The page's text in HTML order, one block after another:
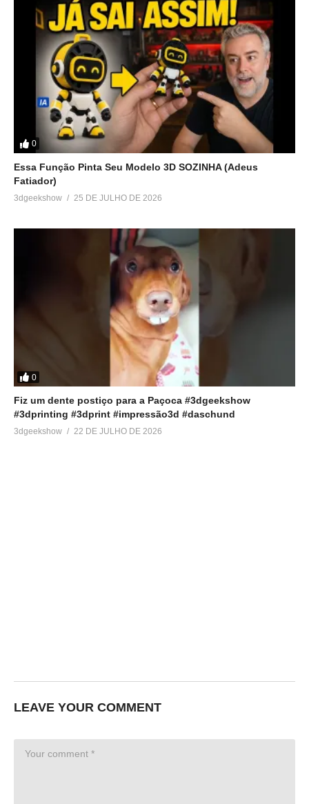
0
Essa Função Pinta Seu Modelo 3D SOZINHA (Adeus
Fatiador)
3dgeekshow 25 DE JULHO DE 2026
0
Fiz um dente postiço para a Paçoca #3dgeekshow
#3dprinting #3dprint #impressão3d #daschund
3dgeekshow 22 DE JULHO DE 2026
LEAVE YOUR COMMENT